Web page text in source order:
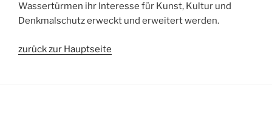
Wassertürmen ihr Interesse für Kunst, Kultur und
Denkmalschutz erweckt und erweitert werden.
zurück zur Hauptseite